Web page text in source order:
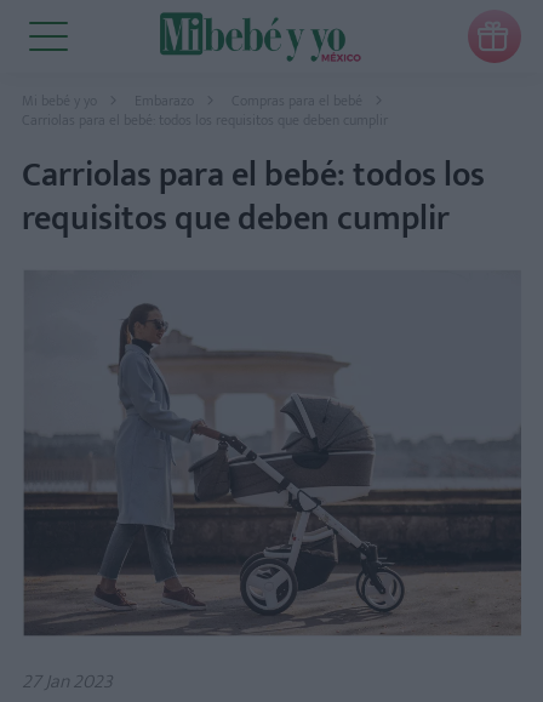

Mi bebé y yo Embarazo
Carriolas para el bebé: todos los requisitos que deben cumplir
Carriolas para el bebé: todos los
requisitos que deben cumplir
27 Jan 2023